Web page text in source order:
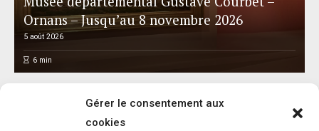
Gérer le consentement aux
cookies
Ornans – Jusqu’au 8 novembre 2026
5 août 2026
6min